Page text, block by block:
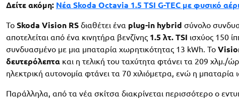
Δείτε ακόμη: Νέα Skoda Octavia 1.5 TSI G-TEC με φυσικό
Το Skoda Vision RS διαθέτει ένα plug-in hybrid σύνολο
αποτελείται από ένα κινητήρα βενζίνης 1.5 λτ. TSI ισχύος 150
συνδυασμένο με μια μπαταρία χωρητικότητας 13 kWh. Το
δευτερόλεπτα και η τελική του ταχύτητα φτάνει τα 209 χλμ./
ηλεκτρική αυτονομία φτάνει τα 70 χιλιόμετρα, ενώ η
Παράλληλα, από τα νέα σκίτσα διακρίνεται περισσότερο ο